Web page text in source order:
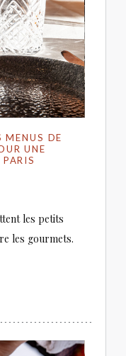
DE
UNE
les petits
les gourmets.